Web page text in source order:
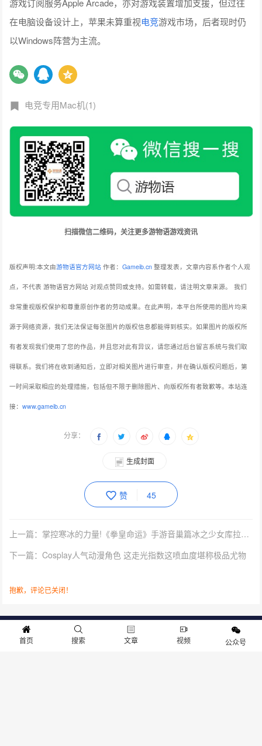
游戏订阅服务Apple Arcade，亦对游戏装置增加支援，但过往
在电脑设备设计上，苹果未算重视电竞游戏市场，后者现时仍
以Windows阵营为主流。
电竞专用Mac机(1)
扫描微信二维码，关注更多游物语游戏资讯
版权声明:本文由游物语官方网站 作者：Gameib.cn 整理发表，文章内容系作者个人观
点，不代表 游物语官方网站 对观点赞同或支持。如需转载，请注明文章来源。 我们
非常重视版权保护和尊重原创作者的劳动成果。在此声明，本平台所使用的图片均来
源于网络资源，我们无法保证每张图片的版权信息都能得到核实。如果图片的版权所
有者发现我们使用了您的作品，并且您对此有异议，请您通过后台留言系统与我们取
得联系。我们将在收到通知后，立即对相关图片进行审查，并在确认版权问题后，第
一时间采取相应的处理措施，包括但不限于删除图片、向版权所有者致歉等。本站连
接：www.gameib.cn
分享：
生成封面
赞 45
上一篇：掌控寒冰的力量!《拳皇命运》手游音巢篇冰之少女库拉登场!
下一篇：Cosplay人气动漫角色 这走光指数这喷血度堪称极品尤物
抱歉，评论已关闭！
关于我们 寻求报道 投稿须知 商务合作 版权申明
联系我们
首页 搜索 文章 视频 公众号